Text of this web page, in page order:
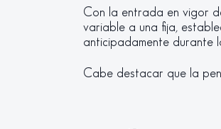
Con la entrada en vigor
variable a una fija,
anticipadamente durante
Cabe destacar que la